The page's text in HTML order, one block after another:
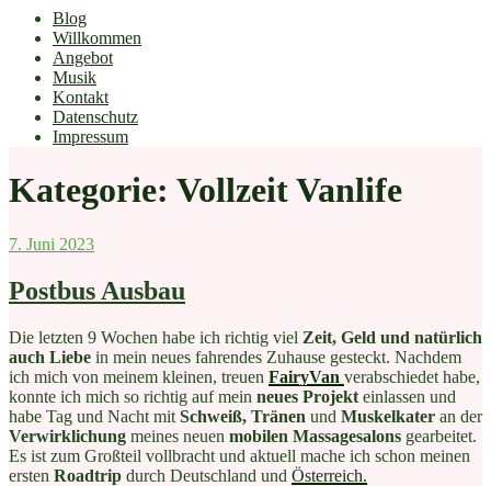
Blog
Willkommen
Angebot
Musik
Kontakt
Datenschutz
Impressum
Kategorie: Vollzeit Vanlife
Veröffentlicht
7. Juni 2023
Postbus Ausbau
Die letzten 9 Wochen habe ich richtig viel Zeit, Geld und natürlich
auch Liebe in mein neues fahrendes Zuhause gesteckt. Nachdem
ich mich von meinem kleinen, treuen FairyVan verabschiedet habe,
konnte ich mich so richtig auf mein neues Projekt einlassen und
habe Tag und Nacht mit Schweiß, Tränen und Muskelkater an der
Verwirklichung meines neuen mobilen Massagesalons gearbeitet.
Es ist zum Großteil vollbracht und aktuell mache ich schon meinen
ersten Roadtrip durch Deutschland und Österreich.